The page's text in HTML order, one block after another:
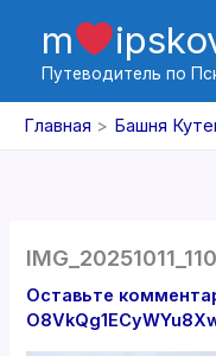
содержимому
m
Путеводитель по
Главная Башня
Оставьте